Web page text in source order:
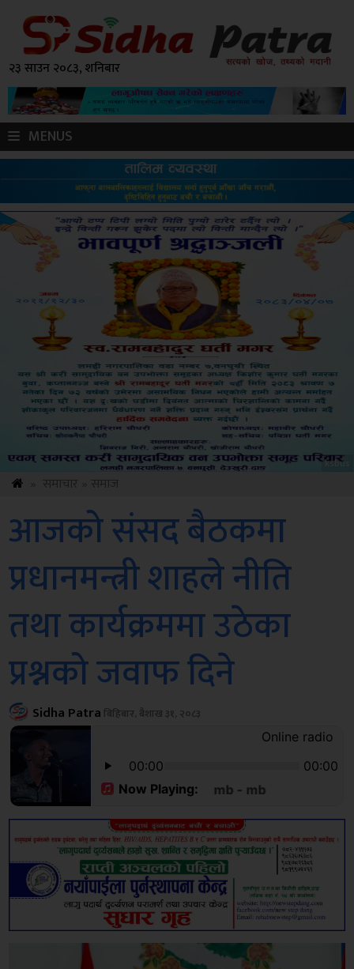
२३ साउन २०८३, शनिबार
MENUS
Sdc
आजको संसद बैठकमा
प्रधानमन्त्री शाहले नीति
तथा कार्यक्रममा उठेका
प्रश्नको जवाफ दिने
Sidha Patraबिहिबार, बैशाख ३१, २०८३